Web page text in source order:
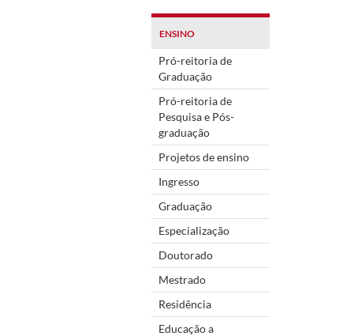
ENSINO
Pró-reitoria de
Graduação
Pró-reitoria de
Pesquisa e Pós-
graduação
Projetos de ensino
Ingresso
Graduação
Especialização
Doutorado
Mestrado
Residência
Educação a